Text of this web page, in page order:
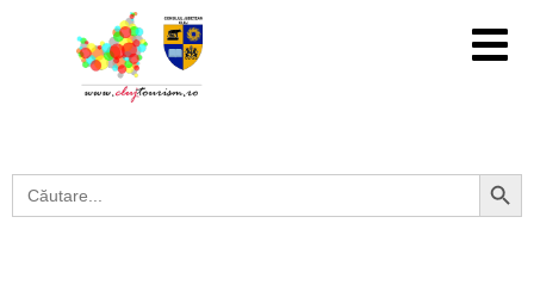
Search
for:
Search Button